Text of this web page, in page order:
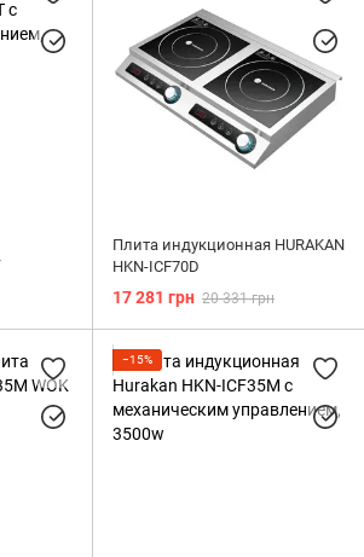
Плита индукционная HURAKAN
HKN-ICF70D
17 281 грн 20 331 грн
−15%